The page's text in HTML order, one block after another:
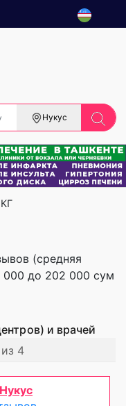
Нукус
(средняя
000 до 202 000 сум
и врачей
4